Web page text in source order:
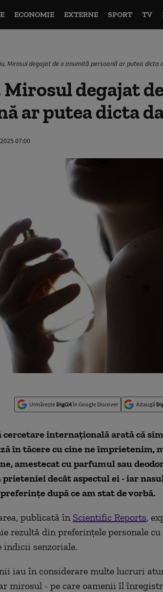
ECONOMIE EXTERNE SPORT TV
Mirosul degajat de o anumită persoană ar putea dicta
degajat
ar putea dicta
07:00
Urmărește Digi24în Google Discover Adaugă
cercetare internațională arată că
în tăcere cu cine ne împrietenim,
amestecat cu parfumul sau
decât aspectul ei - iar
după ce am stat de vorbă.
publicată în Scientific Reports,
rezultă din preferințele personale
indicii senzoriale.
iau în considerare multe lucruri
mirosul - pe care oamenii îl